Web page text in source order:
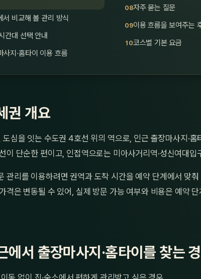
서 비교해 볼 관리 방식
간대 선택 안내
사지·홈타이 이용 흐름
자주 묻는 질문
이용 흐름을 보여주는
코스별 기본 요금
권 개요
심을 잇는 수도권 4호선 위의 역으로, 인근 출장마사지·홈
이 단순한 편이고, 인접역으로는 미아사거리역·성신여대입
관리를 이용하려면 권역과 도착 시간을 예약 단계에서 맞
격은 변동될 수 있어, 실제 방문 가능 여부와 비용은 예약 단
에서 출장마사지·홈타이를 찾는